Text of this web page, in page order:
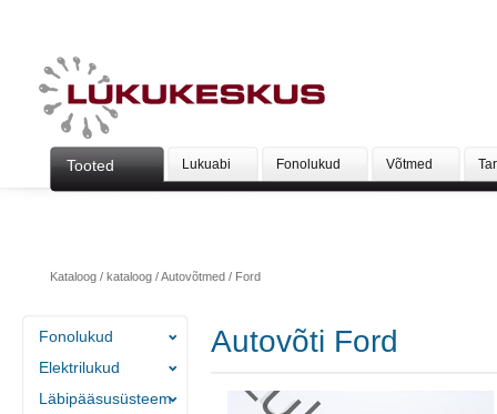
Tooted Lukuabi Fonolukud Võtmed
Kataloog/ kataloog/Autovõtmed/ Ford
Autovõti Ford
Fonolukud
Elektrilukud
Läbipääsusüsteem